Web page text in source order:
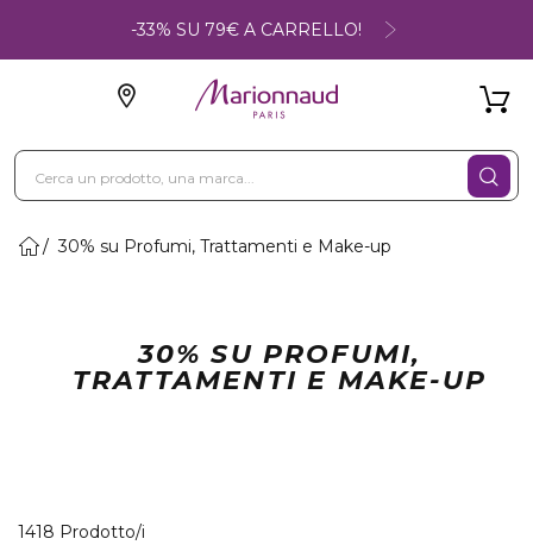
-33% SU 79€ A CARRELLO!
30% su Profumi, Trattamenti e Make-up
30% SU PROFUMI,
TRATTAMENTI E MAKE-UP
1418 Prodotto/i